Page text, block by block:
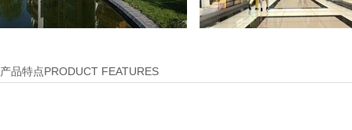
产品特点PRODUCT FEATURES